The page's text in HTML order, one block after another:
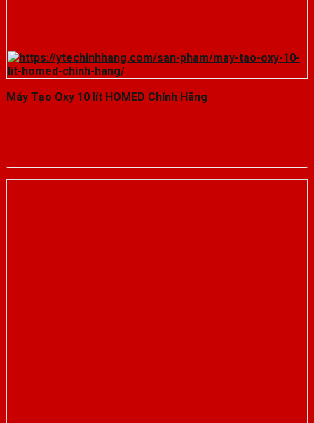
Máy Tạo Oxy 10 lít HOMED Chính Hãng